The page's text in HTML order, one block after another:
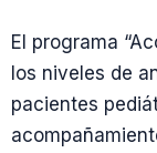
El programa
los niveles de
pacientes